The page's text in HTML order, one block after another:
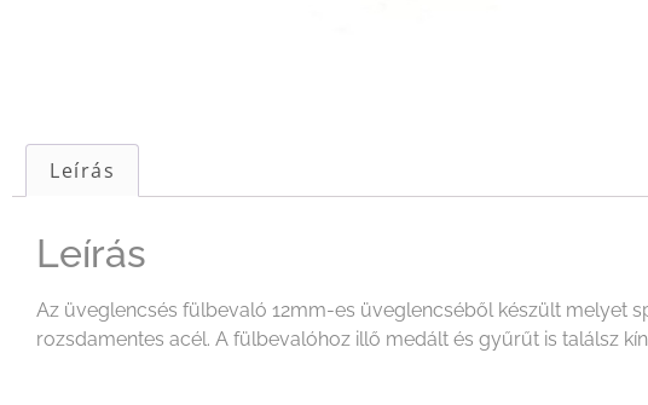
Leírás
Leírás
Az üveglencsés fülbevaló 12mm-es üveglencséből készült melyet
rozsdamentes acél. A fülbevalóhoz illő medált és gyűrűt is találsz